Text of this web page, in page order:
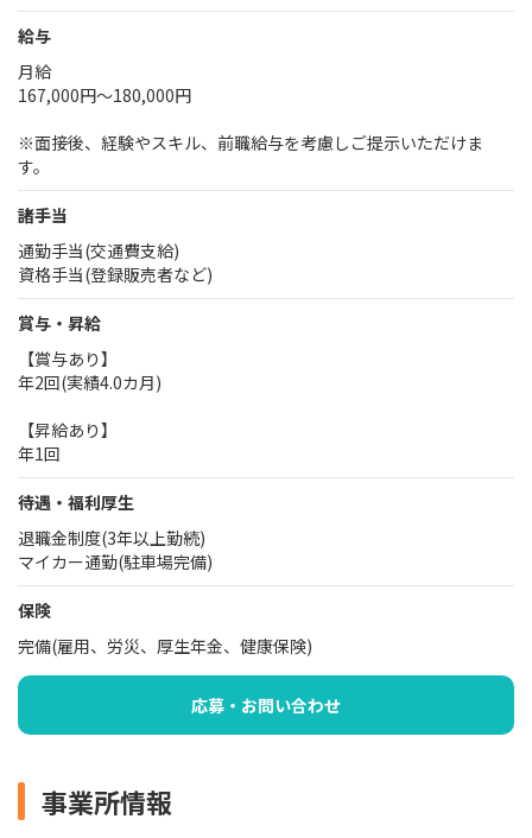
給与
月給
167,000円～180,000円
※面接後、経験やスキル、前職給与を考慮しご提示いただけま
す。
諸手当
通勤手当(交通費支給)
資格手当(登録販売者など)
賞与・昇給
【賞与あり】
年2回(実績4.0カ月)
【昇給あり】
年1回
待遇・福利厚生
退職金制度(3年以上勤続)
マイカー通勤(駐車場完備)
保険
完備(雇用、労災、厚生年金、健康保険)
応募・お問い合わせ
事業所情報